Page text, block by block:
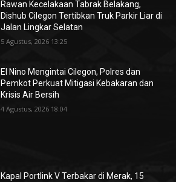
Rawan Kecelakaan Tabrak Belakang,
Dishub Cilegon Tertibkan Truk Parkir Liar di
Jalan Lingkar Selatan
5 Agustus, 2026 13:25
El Nino Mengintai Cilegon, Polres dan
Pemkot Perkuat Mitigasi Kebakaran dan
Krisis Air Bersih
4 Agustus, 2026 18:04
Kapal Portlink V Terbakar di Merak, 15